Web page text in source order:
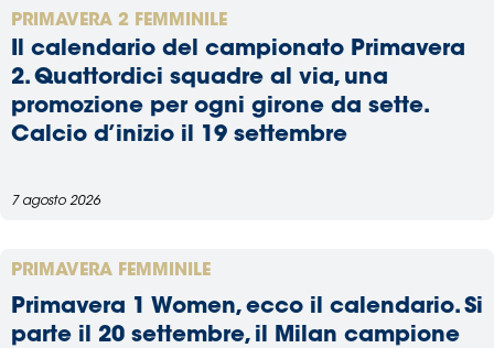
PRIMAVERA 2 FEMMINILE
Il calendario del campionato Primavera
2. Quattordici squadre al via, una
promozione per ogni girone da sette.
Calcio d’inizio il 19 settembre
7 agosto 2026
PRIMAVERA FEMMINILE
Primavera 1 Women, ecco il calendario. Si
parte il 20 settembre, il Milan campione